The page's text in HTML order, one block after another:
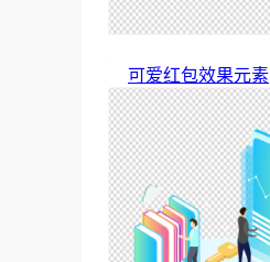
可爱红包效果元素